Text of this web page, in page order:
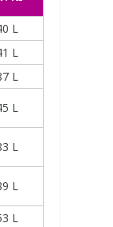
L
L
L
L
L
L
L